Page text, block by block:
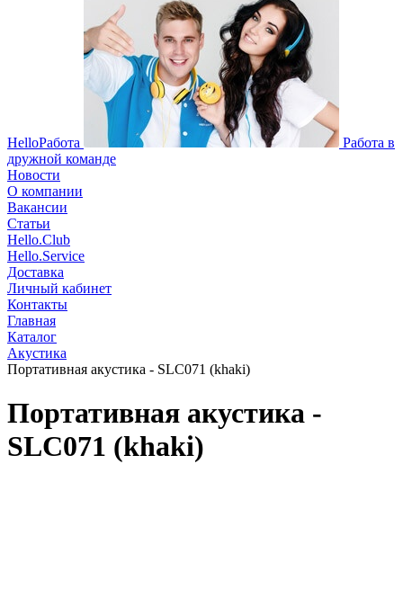
HelloРабота
Работа в
дружной команде
Новости
О компании
Вакансии
Статьи
Hello.Club
Hello.Service
Доставка
Личный кабинет
Контакты
Главная
Каталог
Акустика
Портативная акустика - SLC071 (khaki)
Портативная акустика -
SLC071 (khaki)